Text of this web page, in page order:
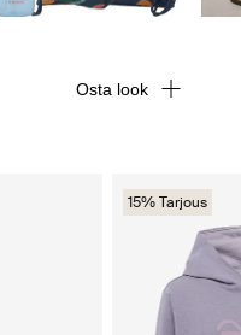
15% Tarjous
Osta look